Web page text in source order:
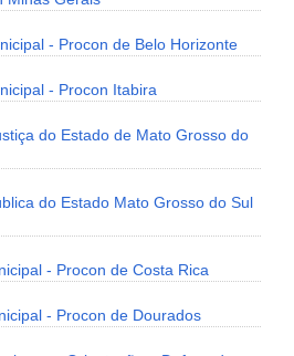
- Procon de Belo Horizonte
- Procon Itabira
do Estado de Mato Grosso do
do Estado Mato Grosso do Sul
- Procon de Costa Rica
- Procon de Dourados